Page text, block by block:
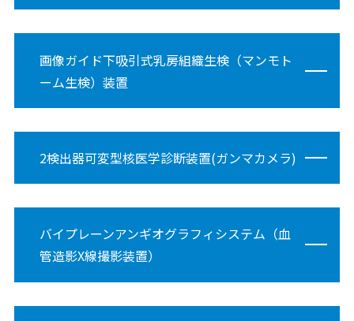
画像ガイド下吸引式乳房組織生検（マンモト
ーム生検）装置
2検出器可変型核医学診断装置(ガンマカメラ)
バイプレーンアンギオグラフィシステム（血
管造影X線撮影装置）